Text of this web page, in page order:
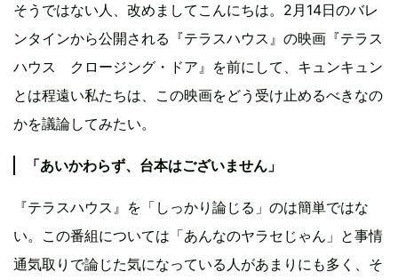
そうではない人、改めましてこんにちは。2月14日のバレ
ンタインから公開される『テラスハウス』の映画『テラス
ハウス クロージング・ドア』を前にして、キュンキュン
とは程遠い私たちは、この映画をどう受け止めるべきなの
かを議論してみたい。
「あいかわらず、台本はございません」
『テラスハウス』を「しっかり論じる」のは簡単ではな
い。この番組については「あんなのヤラセじゃん」と事情
通気取りで論じた気になっている人があまりにも多く、そ